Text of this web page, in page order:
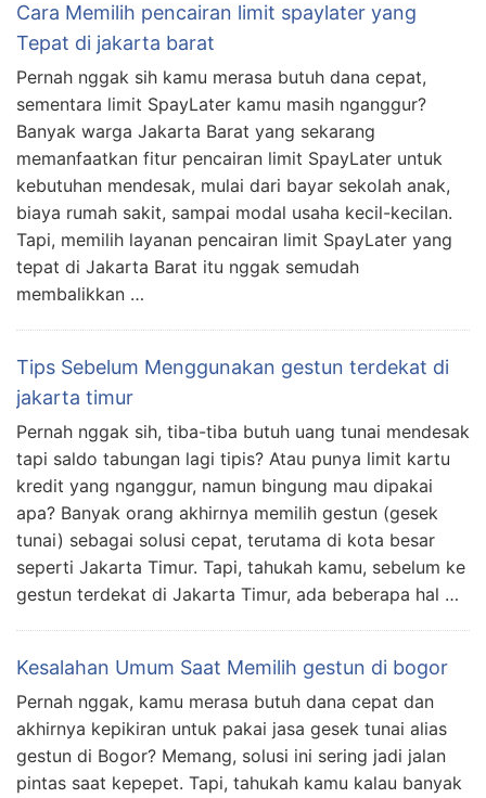
Cara Memilih pencairan limit spaylater yang
Tepat di jakarta barat
Pernah nggak sih kamu merasa butuh dana cepat,
sementara limit SpayLater kamu masih nganggur?
Banyak warga Jakarta Barat yang sekarang
memanfaatkan fitur pencairan limit SpayLater untuk
kebutuhan mendesak, mulai dari bayar sekolah anak,
biaya rumah sakit, sampai modal usaha kecil-kecilan.
Tapi, memilih layanan pencairan limit SpayLater yang
tepat di Jakarta Barat itu nggak semudah
membalikkan …
Tips Sebelum Menggunakan gestun terdekat di
jakarta timur
Pernah nggak sih, tiba-tiba butuh uang tunai mendesak
tapi saldo tabungan lagi tipis? Atau punya limit kartu
kredit yang nganggur, namun bingung mau dipakai
apa? Banyak orang akhirnya memilih gestun (gesek
tunai) sebagai solusi cepat, terutama di kota besar
seperti Jakarta Timur. Tapi, tahukah kamu, sebelum ke
gestun terdekat di Jakarta Timur, ada beberapa hal …
Kesalahan Umum Saat Memilih gestun di bogor
Pernah nggak, kamu merasa butuh dana cepat dan
akhirnya kepikiran untuk pakai jasa gesek tunai alias
gestun di Bogor? Memang, solusi ini sering jadi jalan
pintas saat kepepet. Tapi, tahukah kamu kalau banyak